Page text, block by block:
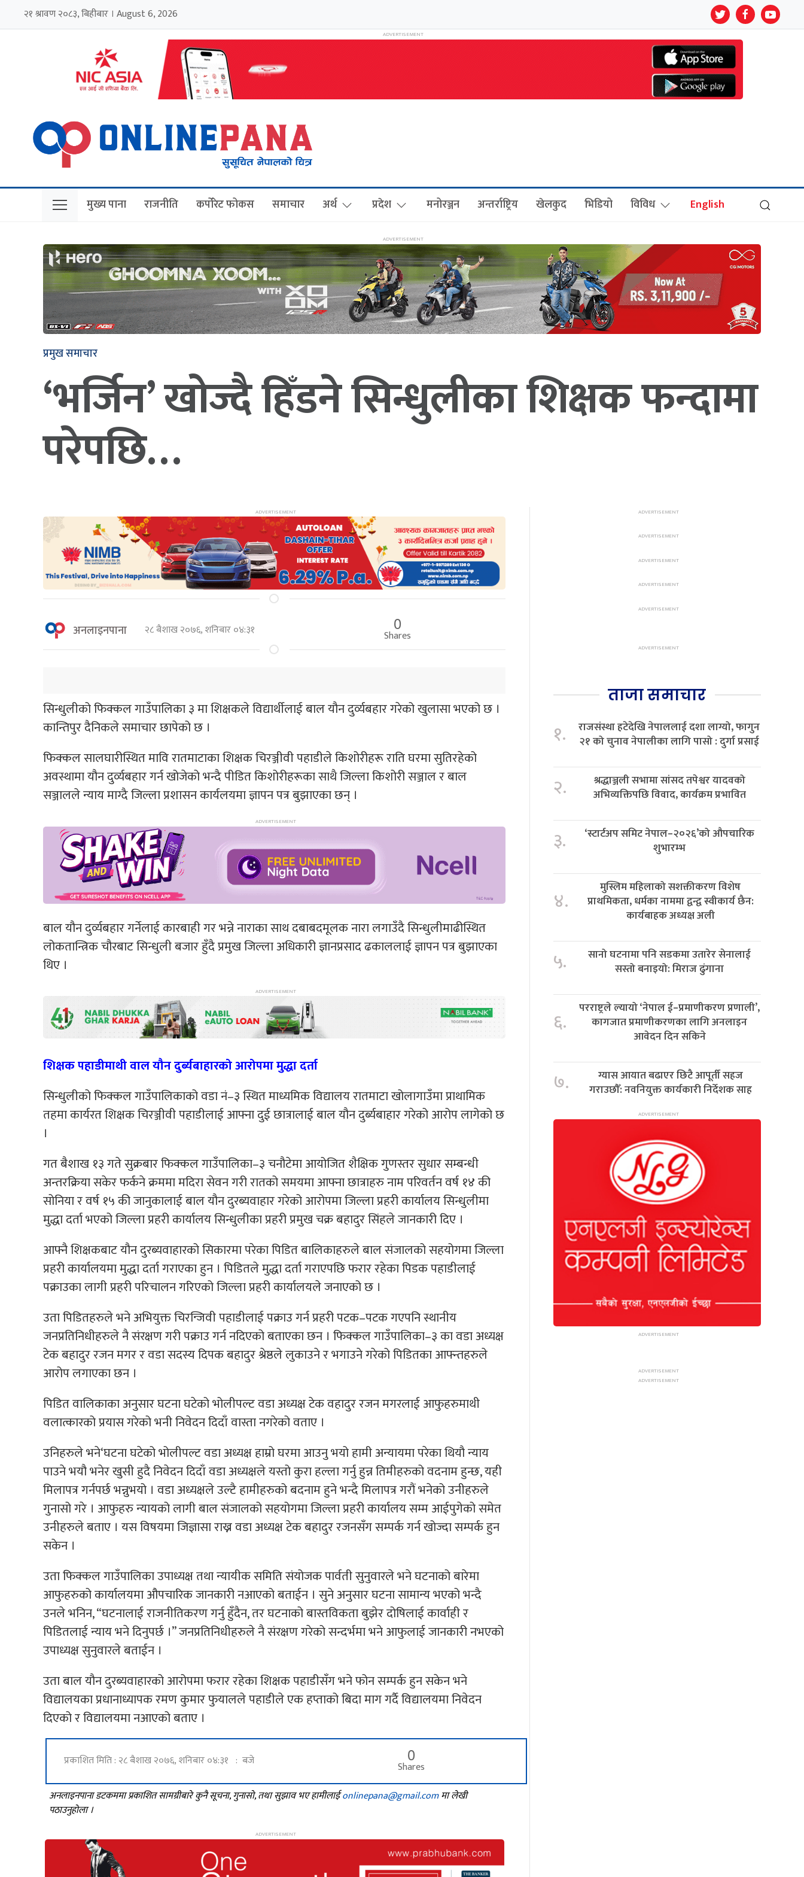
२१ श्रावण २०८३, बिहीबार । August 6, 2026
मुख्य पाना राजनीति कर्पोरेट फोकस समाचार अर्थ प्रदेश मनोरञ्जन अन्तर्राष्ट्रिय खेलकुद भिडियो विविध English
प्रमुख समाचार
‘भर्जिन’ खोज्दै हिँडने सिन्धुलीका शिक्षक फन्दामा
परेपछि…
अनलाइनपाना २८ बैशाख २०७६, शनिबार ०४:३१ 0
Shares
सिन्धुलीको फिक्कल गाउँपालिका ३ मा शिक्षकले विद्यार्थीलाई बाल यौन दुर्व्यबहार गरेको खुलासा भएको छ ।
कान्तिपुर दैनिकले समाचार छापेको छ ।
फिक्कल सालघारीस्थित मावि रातमाटाका शिक्षक चिरञ्जीवी पहाडीले किशोरीहरू राति घरमा सुतिरहेको
अवस्थामा यौन दुर्व्यबहार गर्न खोजेको भन्दै पीडित किशोरीहरूका साथै जिल्ला किशोरी सञ्जाल र बाल
सञ्जालले न्याय माग्दै जिल्ला प्रशासन कार्यलयमा ज्ञापन पत्र बुझाएका छन् ।
बाल यौन दुर्व्यबहार गर्नेलाई कारबाही गर भन्ने नाराका साथ दबाबदमूलक नारा लगाउँदै सिन्धुलीमाढीस्थित
लोकतान्त्रिक चौरबाट सिन्धुली बजार हुँदै प्रमुख जिल्ला अधिकारी ज्ञानप्रसाद ढकाललाई ज्ञापन पत्र बुझाएका
थिए ।
शिक्षक पहाडीमाथी वाल यौन दुर्ब्यबाहारको आरोपमा मुद्धा दर्ता
सिन्धुलीको फिक्कल गाउँपालिकाको वडा नं–३ स्थित माध्यमिक विद्यालय रातमाटा खोलागाउँमा प्राथामिक
तहमा कार्यरत शिक्षक चिरञ्जीवी पहाडीलाई आफ्ना दुई छात्रालाई बाल यौन दुर्ब्यबाहार गरेको आरोप लागेको छ
।
गत बैशाख १३ गते सुक्रबार फिक्कल गाउँपालिका–३ चनौटेमा आयोजित शैक्षिक गुणस्तर सुधार सम्बन्धी
अन्तरक्रिया सकेर फर्कने क्रममा मदिरा सेवन गरी रातको समयमा आफ्ना छात्राहरु नाम परिवर्तन वर्ष १४ की
सोनिया र वर्ष १५ की जानुकालाई बाल यौन दुरब्यवाहार गरेको आरोपमा जिल्ला प्रहरी कार्यालय सिन्धुलीमा
मुद्धा दर्ता भएको जिल्ला प्रहरी कार्यालय सिन्धुलीका प्रहरी प्रमुख चक्र बहादुर सिंहले जानकारी दिए ।
आफ्नै शिक्षकबाट यौन दुरब्यवाहारको सिकारमा परेका पिडित बालिकाहरुले बाल संजालको सहयोगमा जिल्ला
प्रहरी कार्यालयमा मुद्धा दर्ता गराएका हुन । पिडितले मुद्धा दर्ता गराएपछि फरार रहेका पिडक पहाडीलाई
पक्राउका लागी प्रहरी परिचालन गरिएको जिल्ला प्रहरी कार्यालयले जनाएको छ ।
उता पिडितहरुले भने अभियुक्त चिरन्जिवी पहाडीलाई पक्राउ गर्न प्रहरी पटक–पटक गएपनि स्थानीय
जनप्रतिनिधीहरुले नै संरक्षण गरी पक्राउ गर्न नदिएको बताएका छन । फिक्कल गाउँपालिका–३ का वडा अध्यक्ष
टेक बहादुर रजन मगर र वडा सदस्य दिपक बहादुर श्रेष्ठले लुकाउने र भगाउने गरेको पिडितका आफ्न्तहरुले
आरोप लगाएका छन ।
पिडित वालिकाका अनुसार घटना घटेको भोलीपल्ट वडा अध्यक्ष टेक वहादुर रजन मगरलाई आफुहरुमाथी
वलात्कारको प्रयास गरेको भनी निवेदन दिदाँ वास्ता नगरेको वताए ।
उनिहरुले भने‘घटना घटेको भोलीपल्ट वडा अध्यक्ष हाम्रो घरमा आउनु भयो हामी अन्यायमा परेका थियौ न्याय
पाउने भयौ भनेर खुसी हुदै निवेदन दिदाँ वडा अध्यक्षले यस्तो कुरा हल्ला गर्नु हुन्न तिमीहरुको वदनाम हुन्छ, यही
मिलापत्र गर्नपर्छ भन्नुभयो । वडा अध्यक्षले उल्टै हामीहरुको बदनाम हुने भन्दै मिलापत्र गरौं भनेको उनीहरुले
गुनासो गरे । आफुहरु न्यायको लागी बाल संजालको सहयोगमा जिल्ला प्रहरी कार्यालय सम्म आईपुगेको समेत
उनीहरुले बताए । यस विषयमा जिज्ञासा राख्न वडा अध्यक्ष टेक बहादुर रजनसँग सम्पर्क गर्न खोज्दा सम्पर्क हुन
सकेन ।
उता फिक्कल गाउँपालिका उपाध्यक्ष तथा न्यायीक समिति संयोजक पार्वती सुनुवारले भने घटनाको बारेमा
आफुहरुको कार्यालयमा औपचारिक जानकारी नआएको बताईन । सुने अनुसार घटना सामान्य भएको भन्दै
उनले भनिन, “घटनालाई राजनीतिकरण गर्नु हुँदैन, तर घटनाको बास्तविकता बुझेर दोषिलाई कार्वाही र
पिडितलाई न्याय भने दिनुपर्छ ।” जनप्रतिनिधीहरुले नै संरक्षण गरेको सन्दर्भमा भने आफुलाई जानकारी नभएको
उपाध्यक्ष सुनुवारले बताईन ।
उता बाल यौन दुरब्यवाहारको आरोपमा फरार रहेका शिक्षक पहाडीसँग भने फोन सम्पर्क हुन सकेन भने
विद्यालयका प्रधानाध्यापक रमण कुमार फुयालले पहाडीले एक हप्ताको बिदा माग गर्दै विद्यालयमा निवेदन
दिएको र विद्यालयमा नआएको बताए ।
प्रकाशित मिति : २८ बैशाख २०७६, शनिबार ०४:३१ : बजे 0
Shares
अनलाइनपाना डटकममा प्रकाशित सामग्रीबारे कुनै सूचना, गुनासो, तथा सुझाव भए हामीलाईonlinepana@gmail.comमा लेखी
पठाउनुहोला ।
ताजा समाचार
१.
राजसंस्था हटेदेखि नेपाललाई दशा लाग्यो, फागुन
२१ को चुनाव नेपालीका लागि पासो : दुर्गा प्रसाई
२.
श्रद्धाञ्जली सभामा सांसद तपेश्वर यादवको
अभिव्यक्तिपछि विवाद, कार्यक्रम प्रभावित
३.
‘स्टार्टअप समिट नेपाल–२०२६’को औपचारिक
शुभारम्भ
४.
मुस्लिम महिलाको सशक्तीकरण विशेष
प्राथमिकता, धर्मका नाममा द्वन्द्व स्वीकार्य छैन:
कार्यबाहक अध्यक्ष अली
५.
सानो घटनामा पनि सडकमा उतारेर सेनालाई
सस्तो बनाइयो: मिराज ढुंगाना
६.
परराष्ट्रले ल्यायो ‘नेपाल ई–प्रमाणीकरण प्रणाली’,
कागजात प्रमाणीकरणका लागि अनलाइन
आवेदन दिन सकिने
७.
ग्यास आयात बढाएर छिटै आपूर्ती सहज
गराउछौँ: नवनियुक्त कार्यकारी निर्देशक साह